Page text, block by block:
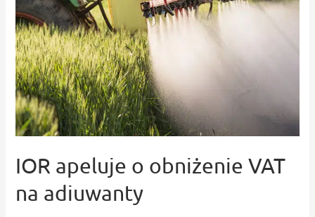
Zbożowo
–
Paszowa
wyraża
sprzeciw
IOR apeluje o obniżenie VAT
na adiuwanty